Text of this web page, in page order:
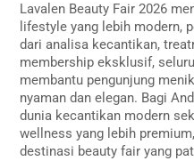
Lavalen Beauty Fair 2026
lifestyle yang lebih modern,
dari analisa kecantikan,
membership eksklusif,
membantu pengunjung
nyaman dan elegan. Bagi
dunia kecantikan modern
wellness yang lebih
destinasi beauty fair yang